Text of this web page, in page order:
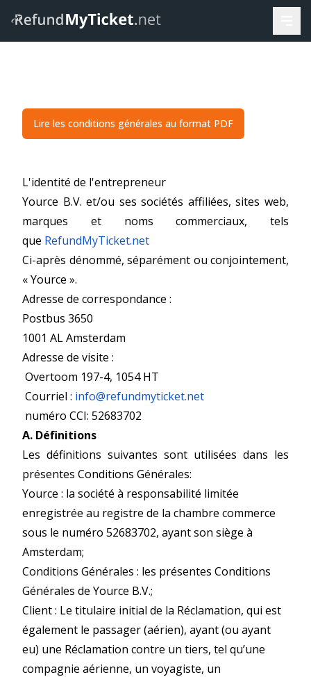
Lire les conditions générales au format PDF
L'identité de l'entrepreneur
Yource B.V. et/ou ses sociétés affiliées, sites web,
marques et noms commerciaux, tels
que RefundMyTicket.net
Ci-après dénommé, séparément ou conjointement,
« Yource ».
Adresse de correspondance :
Postbus 3650
1001 AL Amsterdam
Adresse de visite :
Overtoom 197-4, 1054 HT
Courriel : info@refundmyticket.net
numéro CCI: 52683702
A. Définitions
Les définitions suivantes sont utilisées dans les
présentes Conditions Générales:
Yource : la société à responsabilité limitée
enregistrée au registre de la chambre commerce
sous le numéro 52683702, ayant son siège à
Amsterdam;
Conditions Générales : les présentes Conditions
Générales de Yource B.V.;
Client : Le titulaire initial de la Réclamation, qui est
également le passager (aérien), ayant (ou ayant
eu) une Réclamation contre un tiers, tel qu’une
compagnie aérienne, un voyagiste, un